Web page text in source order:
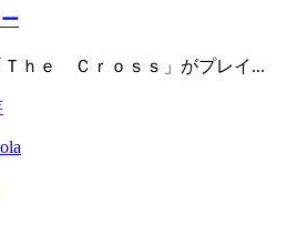
Ｔｈｅ Ｃｒｏｓｓ」がプレイ...